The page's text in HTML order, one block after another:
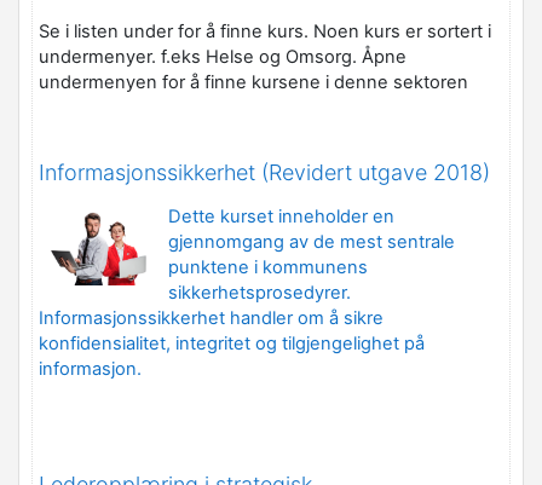
Se i listen under for å finne kurs. Noen kurs er sortert i
undermenyer. f.eks Helse og Omsorg. Åpne
undermenyen for å finne kursene i denne sektoren
Informasjonssikkerhet (Revidert utgave 2018)
Dette kurset inneholder en
gjennomgang av de mest sentrale
punktene i kommunens
sikkerhetsprosedyrer.
Informasjonssikkerhet handler om å sikre
konfidensialitet, integritet og tilgjengelighet på
informasjon.